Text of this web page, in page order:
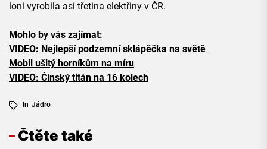
loni vyrobila asi třetina elektřiny v ČR.
Mohlo by vás zajímat:
VIDEO: Nejlepší podzemní sklápěčka na světě
Mobil ušitý horníkům na míru
VIDEO: Čínský titán na 16 kolech
In Jádro
Čtěte také